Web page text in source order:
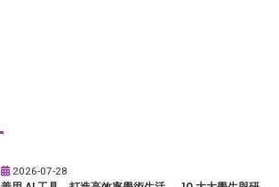
2026-07-28